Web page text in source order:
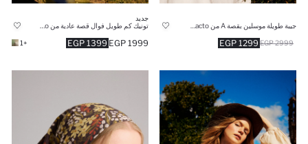
1299 EGP 2999 EGP
جديد
1399 EGP 1999 EGP
+1